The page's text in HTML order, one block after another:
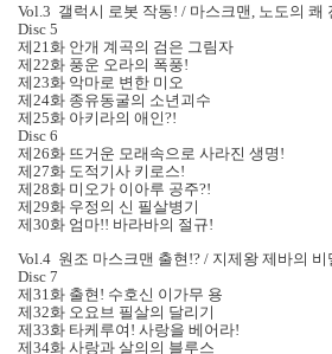
Vol.3 갤럭시 로봇 작동! / 마스크맨, 노도의 쾌
Disc 5
제21화 안개 계곡의 검은 그림자
제22화 풍운 오라의 폭풍!
제23화 악마로 변한 미오
제24화 종유동굴의 소년괴수
제25화 아키라의 애인?!
Disc 6
제26화 뜨거운 모래속으로 사라진 생명!
제27화 도적기사 키로스!
제28화 미오가 이아루 공주?!
제29화 우정의 신 필살병기
제30화 엄마!! 바라바의 절규!
Vol.4 원조 마스크맨 출현!? / 지제왕 제바의 비
Disc 7
제31화 출현! 수호신 이가무 용
제32화 오요브 필살의 달리기
제33화 타케루여! 사랑을 베어라!
제34화 사랑과 살의의 블루스